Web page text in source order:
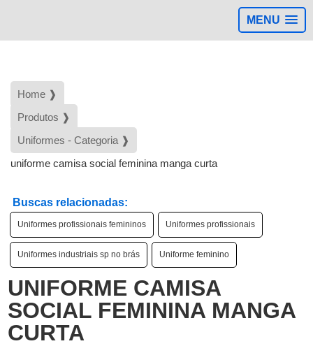
MENU
Home ❱
Produtos ❱
Uniformes - Categoria ❱
uniforme camisa social feminina manga curta
Buscas relacionadas:
Uniformes profissionais femininos Uniformes profissionais
Uniformes industriais sp no brás Uniforme feminino
UNIFORME CAMISA
SOCIAL FEMININA MANGA
CURTA